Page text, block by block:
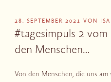
VERÖFFENTLICHT
AM
28. SEPTEMBER 2021 VON
#tagesimpuls 2 vom
den Menschen…
Von den Menschen, die uns